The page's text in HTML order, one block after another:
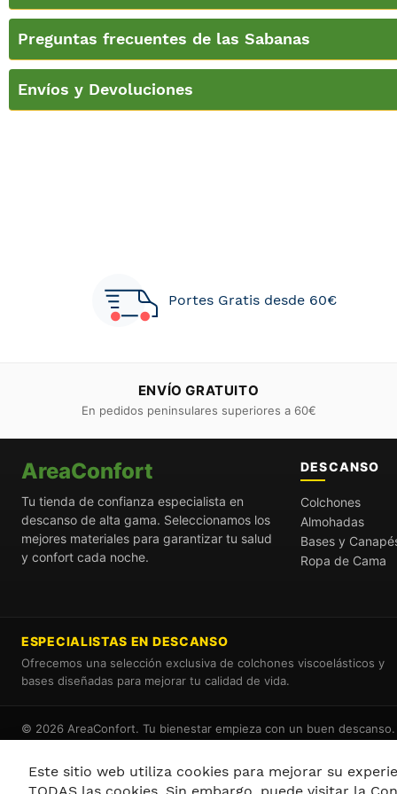
Preguntas frecuentes de las Sabanas
Envíos y Devoluciones
Portes Gratis desde 60€
ENVÍO GRATUITO
En pedidos peninsulares superiores a 60€
AreaConfort
Tu tienda de confianza especialista en
descanso de alta gama. Seleccionamos los
mejores materiales para garantizar tu salud
y confort cada noche.
DESCANSO
Colchones
Almohadas
Bases y
Ropa de Cama
ESPECIALISTAS EN DESCANSO
Ofrecemos una selección exclusiva de colchones viscoelásticos y
bases diseñadas para mejorar tu calidad de vida.
© 2026 AreaConfort. Tu bienestar empieza con un buen descanso.
Este sitio web utiliza cookies para mejorar su